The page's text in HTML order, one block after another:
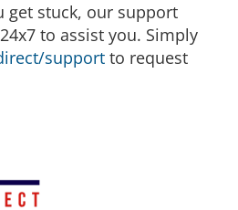
get stuck, our support
to assist you. Simply
support to request